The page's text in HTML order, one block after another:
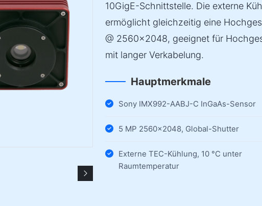
10GigE-Schnittstelle. Die externe
ermöglicht gleichzeitig eine
@ 2560×2048, geeignet für
mit langer Verkabelung.
Hauptmerkmale
Sony IMX992-AABJ-C InGaAs-Sensor
5 MP 2560×2048, Global-Shutter
Externe TEC-Kühlung, 10 °C unter
Raumtemperatur